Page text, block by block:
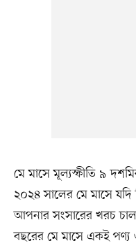
মে মাসে মূল্যস্ফীতি ৯
২০২৪ সালের মে মাসে যদি
আপনার সংসারের খরচ
বছরের মে মাসে একই পণ্য